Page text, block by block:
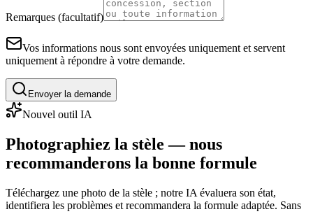
Remarques (facultatif)
Vos informations nous sont envoyées uniquement et servent
uniquement à répondre à votre demande.
Envoyer la demande
Nouvel outil IA
Photographiez la stèle — nous
recommanderons la bonne formule
Téléchargez une photo de la stèle ; notre IA évaluera son état,
identifiera les problèmes et recommandera la formule adaptée. Sans